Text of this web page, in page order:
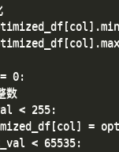
0:
数
< 255:
=
< 65535: